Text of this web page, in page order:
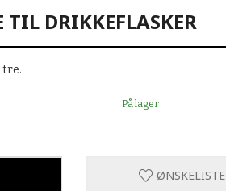
TIL DRIKKEFLASKER
tre.
På lager
ØNSKELISTE